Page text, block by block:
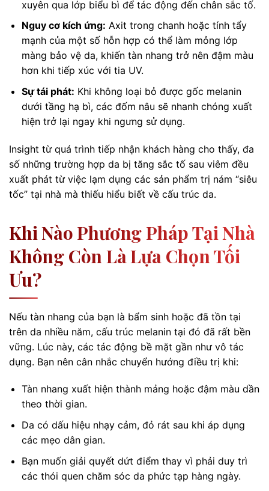
xuyên qua lớp biểu bì để tác động đến chân sắc tố.
Nguy cơ kích ứng: Axit trong chanh hoặc tính tẩy
mạnh của một số hỗn hợp có thể làm mỏng lớp
màng bảo vệ da, khiến tàn nhang trở nên đậm màu
hơn khi tiếp xúc với tia UV.
Sự tái phát: Khi không loại bỏ được gốc melanin
dưới tầng hạ bì, các đốm nâu sẽ nhanh chóng xuất
hiện trở lại ngay khi ngưng sử dụng.
Insight từ quá trình tiếp nhận khách hàng cho thấy, đa
số những trường hợp da bị tăng sắc tố sau viêm đều
xuất phát từ việc lạm dụng các sản phẩm trị nám “siêu
tốc” tại nhà mà thiếu hiểu biết về cấu trúc da.
Khi Nào Phương Pháp Tại Nhà
Không Còn Là Lựa Chọn Tối
Ưu?
Nếu tàn nhang của bạn là bẩm sinh hoặc đã tồn tại
trên da nhiều năm, cấu trúc melanin tại đó đã rất bền
vững. Lúc này, các tác động bề mặt gần như vô tác
dụng. Bạn nên cân nhắc chuyển hướng điều trị khi:
Tàn nhang xuất hiện thành mảng hoặc đậm màu dần
theo thời gian.
Da có dấu hiệu nhạy cảm, đỏ rát sau khi áp dụng
các mẹo dân gian.
Bạn muốn giải quyết dứt điểm thay vì phải duy trì
các thói quen chăm sóc da phức tạp hàng ngày.